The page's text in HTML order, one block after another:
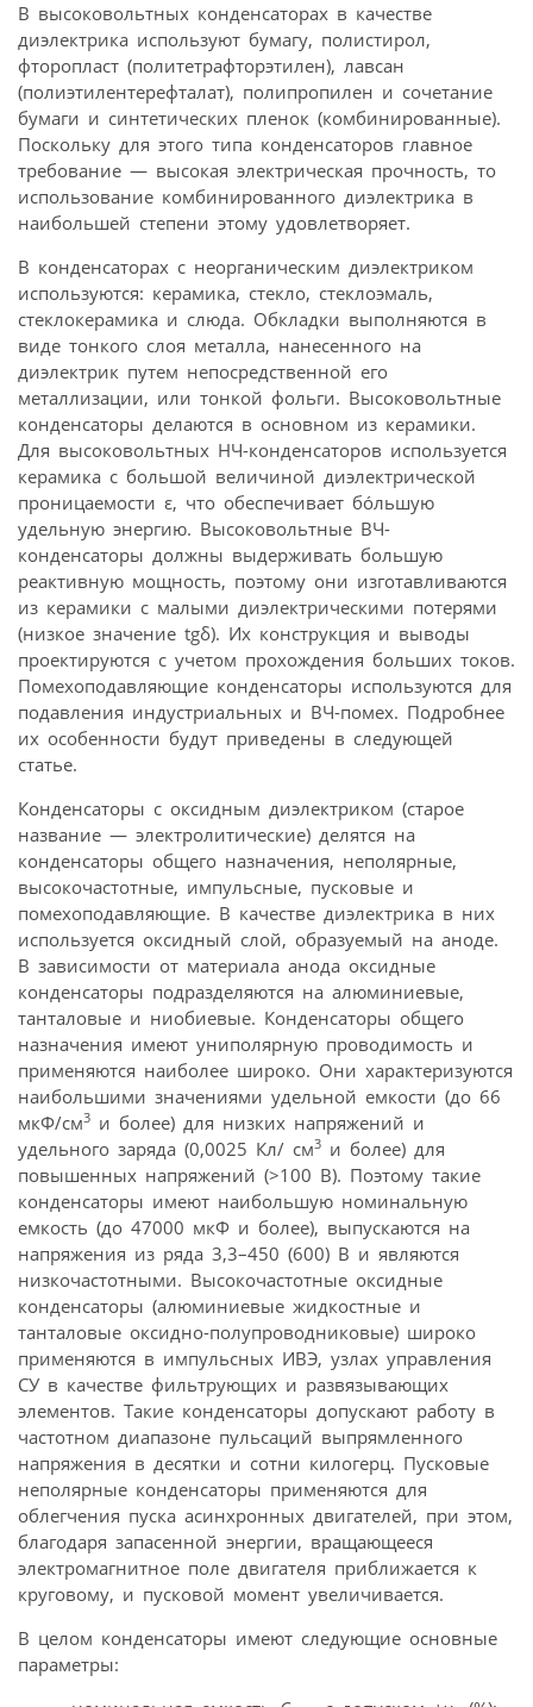
В высоковольтных конденсаторах в качестве
диэлектрика используют бумагу, полистирол,
фторопласт (политетрафторэтилен), лавсан
(полиэтилентерефталат), полипропилен и сочетание
бумаги и синтетических пленок (комбинированные).
Поскольку для этого типа конденсаторов главное
требование — высокая электрическая прочность, то
использование комбинированного диэлектрика в
наибольшей степени этому удовлетворяет.
В конденсаторах с неорганическим диэлектриком
используются: керамика, стекло, стеклоэмаль,
стеклокерамика и слюда. Обкладки выполняются в
виде тонкого слоя металла, нанесенного на
диэлектрик путем непосредственной его
металлизации, или тонкой фольги. Высоковольтные
конденсаторы делаются в основном из керамики.
Для высоковольтных НЧ-конденсаторов используется
керамика с большой величиной диэлектрической
проницаемости ε, что обеспечивает бóльшую
удельную энергию. Высоковольтные ВЧ-
конденсаторы должны выдерживать большую
реактивную мощность, поэтому они изготавливаются
из керамики с малыми диэлектрическими потерями
(низкое значение tgδ). Их конструкция и выводы
проектируются с учетом прохождения больших токов.
Помехоподавляющие конденсаторы используются для
подавления индустриальных и ВЧ-помех. Подробнее
их особенности будут приведены в следующей
статье.
Конденсаторы с оксидным диэлектриком (старое
название — электролитические) делятся на
конденсаторы общего назначения, неполярные,
высокочастотные, импульсные, пусковые и
помехоподавляющие. В качестве диэлектрика в них
используется оксидный слой, образуемый на аноде.
В зависимости от материала анода оксидные
конденсаторы подразделяются на алюминиевые,
танталовые и ниобиевые. Конденсаторы общего
назначения имеют униполярную проводимость и
применяются наиболее широко. Они характеризуются
наибольшими значениями удельной емкости (до 66
мкФ/см3 и более) для низких напряжений и
удельного заряда (0,0025 Кл/ см3 и более) для
повышенных напряжений (>100 В). Поэтому такие
конденсаторы имеют наибольшую номинальную
емкость (до 47000 мкФ и более), выпускаются на
напряжения из ряда 3,3–450 (600) В и являются
низкочастотными. Высокочастотные оксидные
конденсаторы (алюминиевые жидкостные и
танталовые оксидно-полупроводниковые) широко
применяются в импульсных ИВЭ, узлах управления
СУ в качестве фильтрующих и развязывающих
элементов. Такие конденсаторы допускают работу в
частотном диапазоне пульсаций выпрямленного
напряжения в десятки и сотни килогерц. Пусковые
неполярные конденсаторы применяются для
облегчения пуска асинхронных двигателей, при этом,
благодаря запасенной энергии, вращающееся
электромагнитное поле двигателя приближается к
круговому, и пусковой момент увеличивается.
В целом конденсаторы имеют следующие основные
параметры: